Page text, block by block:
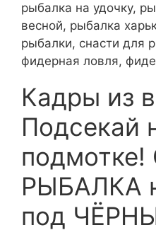
рыбалка на удочку,
весной, рыбалка
рыбалки, снасти для
фидерная ловля,
Кадры из
Подсекай
РЫБАЛКА
под